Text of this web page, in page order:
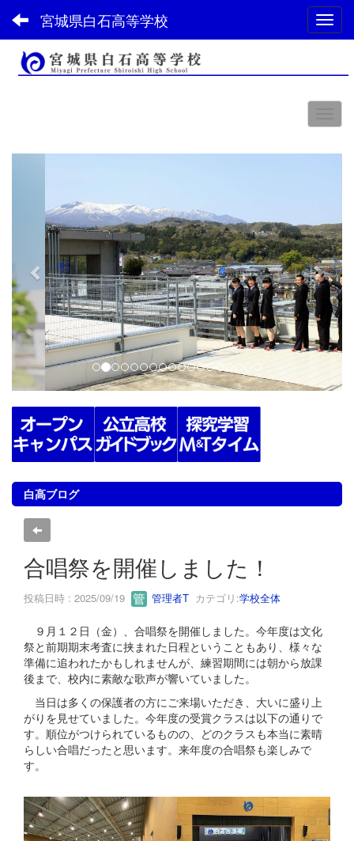
宮城県白石高等学校
o
u
s
t
白高ブログ
合唱祭を開催しました！
投稿日時 : 2025/09/19 管理者T カテゴリ:学校全体
９月１２日（金）、合唱祭を開催しました。今年度は文化
祭と前期期末考査に挟まれた日程ということもあり、様々な
準備に追われたかもしれませんが、練習期間には朝から放課
後まで、校内に素敵な歌声が響いていました。
当日は多くの保護者の方にご来場いただき、大いに盛り上
がりを見せていました。今年度の受賞クラスは以下の通りで
す。順位がつけられているものの、どのクラスも本当に素晴
らしい合唱だったと思います。来年度の合唱祭も楽しみで
す。